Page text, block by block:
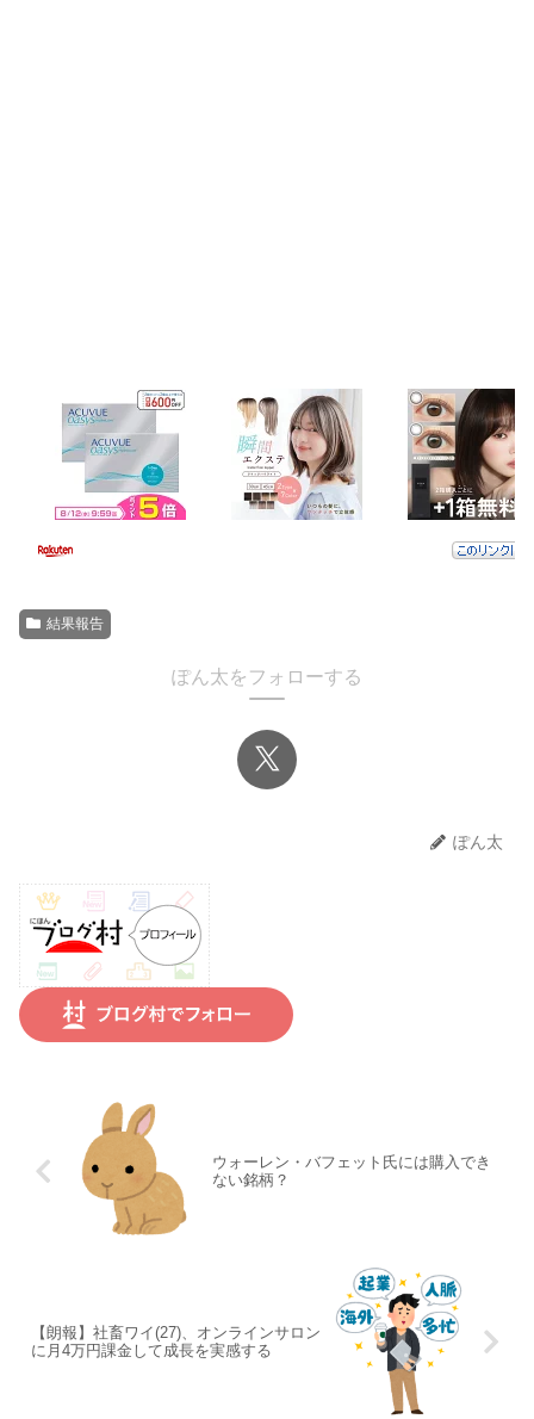
結果報告
ぽん太をフォローする
ぽん太
ウォーレン・バフェット氏には購入でき
ない銘柄？
【朗報】社畜ワイ(27)、オンラインサロン
に月4万円課金して成長を実感する